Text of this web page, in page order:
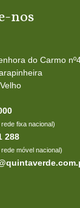
nos
do Carmo
fixa nacional)
288
móvel nacional)